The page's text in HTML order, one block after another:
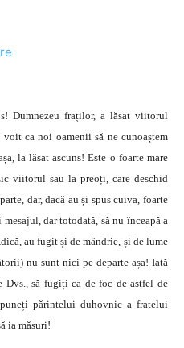
Dumnezeu fraților, a lăsat viitorul
ca noi oamenii să ne cunoaștem
la lăsat ascuns! Este o foarte mare
viitorul sau la preoți, care deschid
dar, dacă au și spus cuiva, foarte
dar totodată, să nu înceapă a
au fugit și de mândrie, și de lume
nu sunt nici pe departe așa! Iată
Dvs., să fugiți ca de foc de astfel de
părintelui duhovnic a fratelui
ia măsuri!